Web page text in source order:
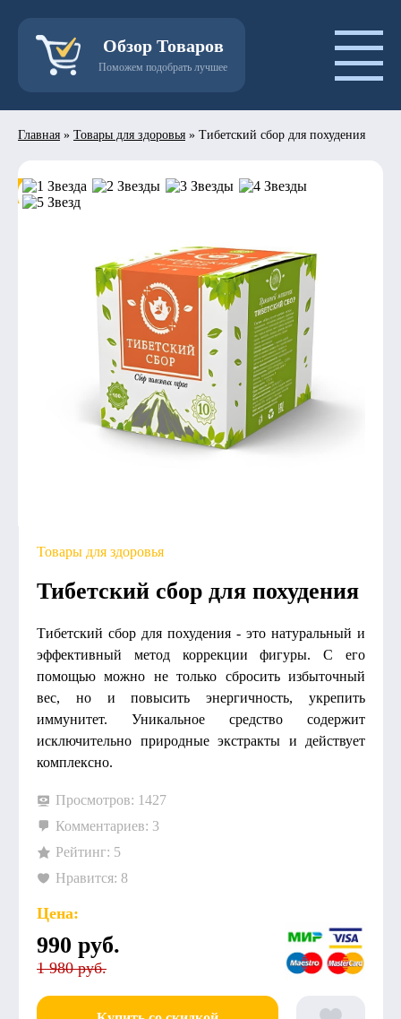
Обзор Товаров
Поможем подобрать лучшее
Главная » Товары для здоровья » Тибетский сбор для похудения
- 50%
Товары для здоровья
Тибетский сбор для похудения
Тибетский сбор для похудения - это натуральный и
эффективный метод коррекции фигуры. С его
помощью можно не только сбросить избыточный
вес, но и повысить энергичность, укрепить
иммунитет. Уникальное средство содержит
исключительно природные экстракты и действует
комплексно.
Просмотров: 1427
Комментариев: 3
Рейтинг: 5
Нравится: 8
Цена:
990 руб.
1 980 руб.